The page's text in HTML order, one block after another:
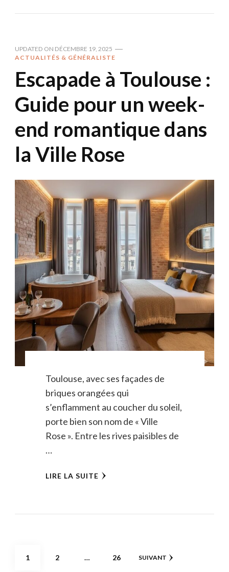
UPDATED ON DÉCEMBRE 19, 2025
ACTUALITÉS & GÉNÉRALISTE
Escapade à Toulouse :
Guide pour un week-
end romantique dans
la Ville Rose
Toulouse, avec ses façades de
briques orangées qui
s’enflamment au coucher du soleil,
porte bien son nom de « Ville
Rose ». Entre les rives paisibles de
…
LIRE LA SUITE
Pagination
PAGE
1 PAGE
2 … PAGE
26 SUIVANT